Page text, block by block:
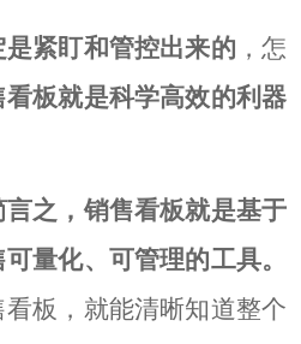
紧盯和管控出来的 ，怎
看板就是科学高效的利器
之，销售看板就是基于
量化、可管理的工具。
板，就能清晰知道整个